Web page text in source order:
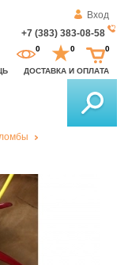
Вход
+7 (383) 383-08-58
ДОСТАВКА И ОПЛАТА
0 0 0